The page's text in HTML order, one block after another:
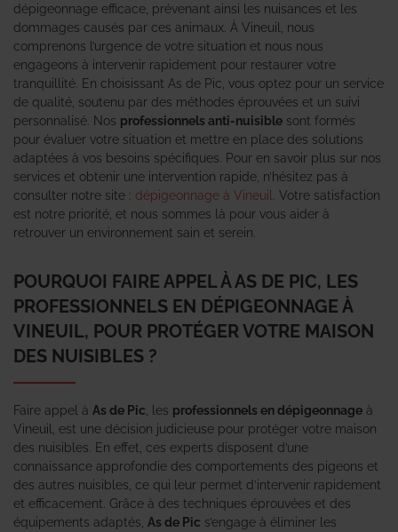
dépigeonnage efficace, prévenant ainsi les nuisances et les
dommages causés par ces animaux. À Vineuil, nous
comprenons l’urgence de votre situation et nous nous
engageons à intervenir rapidement pour restaurer votre
tranquillité. En choisissant As de Pic, vous optez pour un service
de qualité, soutenu par des méthodes éprouvées et un suivi
personnalisé. Nos professionnels anti-nuisible sont formés
pour évaluer votre situation et mettre en place des solutions
adaptées à vos besoins spécifiques. Pour en savoir plus sur nos
services et obtenir une intervention rapide, n’hésitez pas à
consulter notre site : dépigeonnage à Vineuil
. Votre satisfaction
est notre priorité, et nous sommes là pour vous aider à
retrouver un environnement sain et serein.
POURQUOI FAIRE APPEL À AS DE PIC, LES
PROFESSIONNELS EN DÉPIGEONNAGE À
VINEUIL, POUR PROTÉGER VOTRE MAISON
DES NUISIBLES ?
Faire appel à As de Pic , les professionnels en dépigeonnage à
Vineuil, est une décision judicieuse pour protéger votre maison
des nuisibles. En effet, ces experts disposent d’une
connaissance approfondie des comportements des pigeons et
des autres nuisibles, ce qui leur permet d’intervenir rapidement
et efficacement. Grâce à des techniques éprouvées et des
équipements adaptés, As de Pic s’engage à éliminer les